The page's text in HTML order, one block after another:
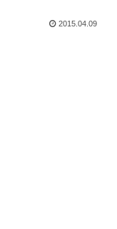
2015.04.09